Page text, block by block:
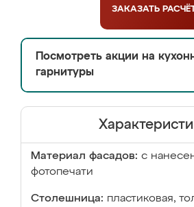
ЗАКАЗАТЬ
Посмотреть акции на
гарнитуры
Материал фасадов: с
фотопечати
Столешница: пластиковая,